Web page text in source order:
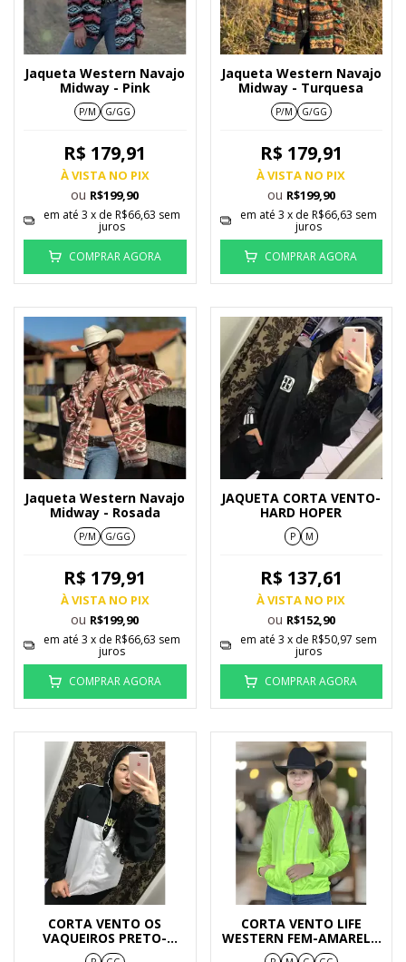
Jaqueta Western Navajo
Midway - Pink
P/M G/GG
R$ 179,91
À VISTA NO PIX
ou R$199,90
em até3 x deR$66,63 sem
juros
COMPRAR AGORA
Jaqueta Western Navajo
Midway - Turquesa
P/M G/GG
R$ 179,91
À VISTA NO PIX
ou R$199,90
em até 3 x de R$66,63 sem
juros
COMPRAR AGORA
Jaqueta Western Navajo
Midway - Rosada
P/M G/GG
R$ 179,91
À VISTA NO PIX
ou R$199,90
em até3 x deR$66,63 sem
juros
COMPRAR AGORA
JAQUETA CORTA VENTO-
HARD HOPER
P M
R$ 137,61
À VISTA NO PIX
ou R$152,90
em até 3 x de R$50,97 sem
juros
COMPRAR AGORA
CORTA VENTO OS
VAQUEIROS PRETO-
BRANCO
CORTA VENTO LIFE
WESTERN FEM-AMARELO
NEON